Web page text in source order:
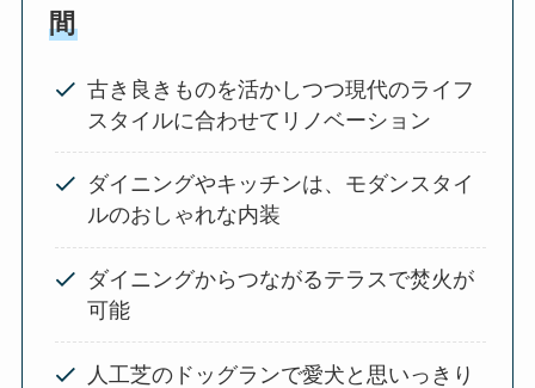
間
古き良きものを活かしつつ現代のライフ
スタイルに合わせてリノベーション
ダイニングやキッチンは、モダンスタイ
ルのおしゃれな内装
ダイニングからつながるテラスで焚火が
可能
人工芝のドッグランで愛犬と思いっきり